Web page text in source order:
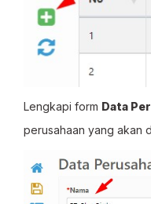
Lengkapi form Data
perusahaan yang akan